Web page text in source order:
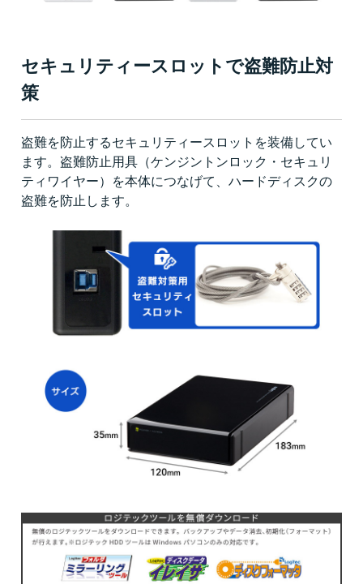
セキュリティースロットで盗難防止対
策
盗難を防止するセキュリティースロットを装備してい
ます。盗難防止用具（ケンジントンロック・セキュリ
ティワイヤー）を本体につなげて、ハードディスクの
盗難を防止します。